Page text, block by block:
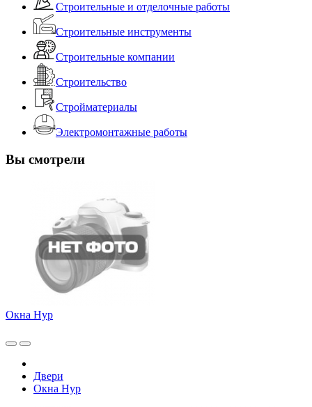
Строительные и отделочные работы
Строительные инструменты
Строительные компании
Строительство
Стройматериалы
Электромонтажные работы
Вы смотрели
Окна Нур
Двери
Окна Нур